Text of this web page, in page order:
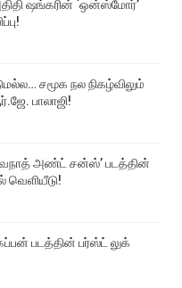
ஷங்கரின் `ஒன்ஸ்மோர்’
சமூக நல நிகழ்விலும்
பாலாஜி!
அண்ட் சன்ஸ்’ படத்தின்
வெளியீடு!
படத்தின் பர்ஸ்ட் லுக்
Aug 5, 2026
திரையுலகில் மட்டுமல்ல… சமூக
நல நிகழ்விலும் கவனம் ஈர்த்த
ஆர்.ஜே. பாலாஜி!